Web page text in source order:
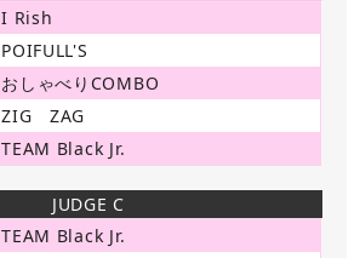
I Rish
POIFULL'S
おしゃべりCOMBO
ZIG ZAG
TEAM Black Jr.
JUDGE C
TEAM Black Jr.